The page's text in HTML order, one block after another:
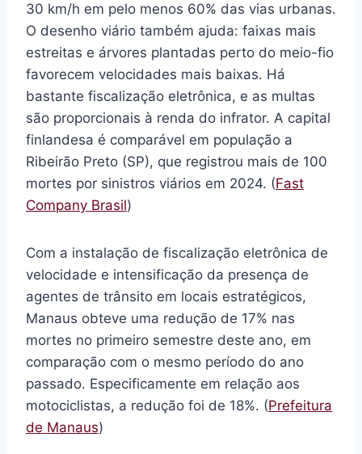
30 km/h em pelo menos 60% das vias urbanas.
O desenho viário também ajuda: faixas mais
estreitas e árvores plantadas perto do meio-fio
favorecem velocidades mais baixas. Há
bastante fiscalização eletrônica, e as multas
são proporcionais à renda do infrator. A capital
finlandesa é comparável em população a
Ribeirão Preto (SP), que registrou mais de 100
mortes por sinistros viários em 2024. (Fast
Company Brasil)
Com a instalação de fiscalização eletrônica de
velocidade e intensificação da presença de
agentes de trânsito em locais estratégicos,
Manaus obteve uma redução de 17% nas
mortes no primeiro semestre deste ano, em
comparação com o mesmo período do ano
passado. Especificamente em relação aos
motociclistas, a redução foi de 18%. (Prefeitura
de Manaus)